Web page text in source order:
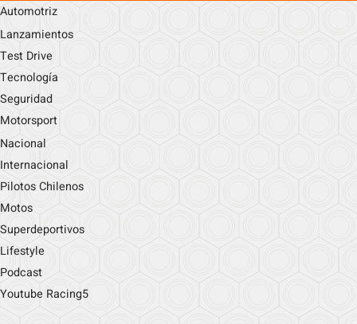
Automotriz
Lanzamientos
Test Drive
Tecnología
Seguridad
Motorsport
Nacional
Internacional
Pilotos Chilenos
Motos
Superdeportivos
Lifestyle
Podcast
Youtube Racing5